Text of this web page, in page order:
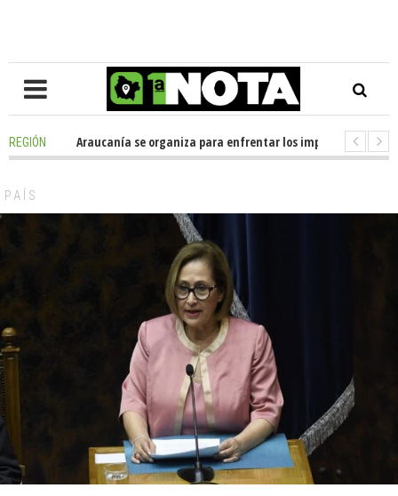
REGIÓNen La Araucanía se organiza para enfrentar los impactos de la
PAÍS